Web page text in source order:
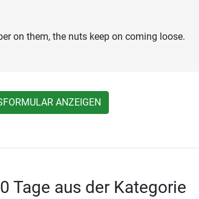
on them, the nuts keep on coming loose.
ANZEIGEN
Tage aus der Kategorie